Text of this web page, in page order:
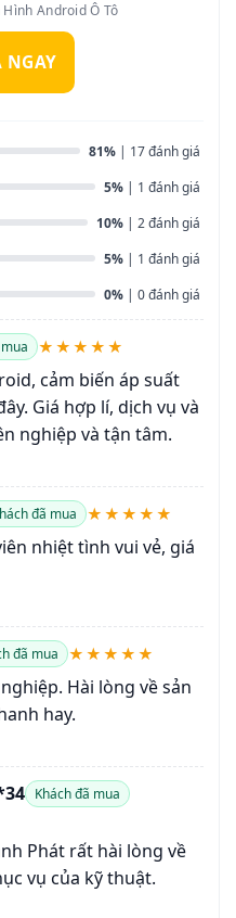
Android Ô Tô
81% | 17 đánh giá
5% | 1 đánh giá
10% | 2 đánh giá
5% | 1 đánh giá
0% | 0 đánh giá
★★★★★
cảm biến áp suất
Giá hợp lí, dịch vụ và
nghiệp và tận tâm.
đã mua ★★★★★
nhiệt tình vui vẻ, giá
đã mua ★★★★★
Hài lòng về sản
hay.
Khách đã mua
Phát rất hài lòng về
vụ của kỹ thuật.